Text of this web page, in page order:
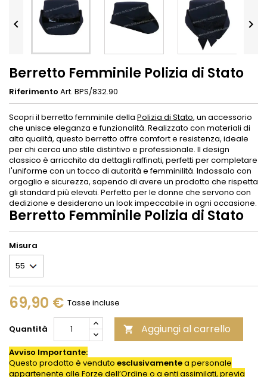
 
Berretto Femminile Polizia di Stato
Riferimento Art. BPS/832.90
Scopri il berretto femminile della Polizia di Stato, un accessorio
che unisce eleganza e funzionalità. Realizzato con materiali di
alta qualità, questo berretto offre comfort e resistenza, ideale
per chi cerca uno stile distintivo e professionale. Il design
classico è arricchito da dettagli raffinati, perfetti per completare
l'uniforme con un tocco di autorità e femminilità. Indossalo con
orgoglio e sicurezza, sapendo di avere un prodotto che rispetta
gli standard più elevati. Perfetto per le donne che servono con
dedizione e desiderano un look impeccabile in ogni occasione.
Berretto Femminile Polizia di Stato
Misura
69,90 € Tasse incluse
Quantità  Aggiungi al carrello
Avviso Importante:
Questo prodotto è venduto esclusivamentea personale
appartenente alle Forze dell’Ordine o a enti assimilati, previa